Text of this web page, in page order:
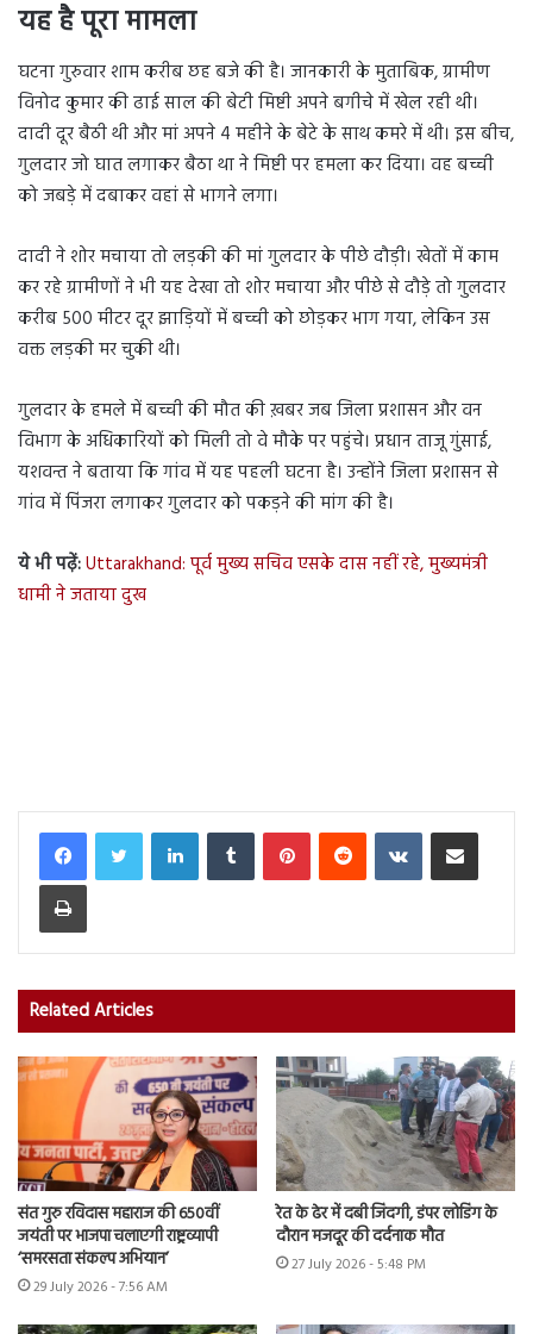
यह है पूरा मामला
घटना गुरुवार शाम करीब छह बजे की है। जानकारी के मुताबिक, ग्रामीण
विनोद कुमार की ढाई साल की बेटी मिष्टी अपने बगीचे में खेल रही थी।
दादी दूर बैठी थी और मां अपने 4 महीने के बेटे के साथ कमरे में थी। इस बीच,
गुलदार जो घात लगाकर बैठा था ने मिष्टी पर हमला कर दिया। वह बच्ची
को जबड़े में दबाकर वहां से भागने लगा।
दादी ने शोर मचाया तो लड़की की मां गुलदार के पीछे दौड़ी। खेतों में काम
कर रहे ग्रामीणों ने भी यह देखा तो शोर मचाया और पीछे से दौड़े तो गुलदार
करीब 500 मीटर दूर झाड़ियों में बच्ची को छोड़कर भाग गया, लेकिन उस
वक्त लड़की मर चुकी थी।
गुलदार के हमले में बच्ची की मौत की ख़बर जब जिला प्रशासन और वन
विभाग के अधिकारियों को मिली तो वे मौके पर पहुंचे। प्रधान ताजू गुंसाई,
यशवन्त ने बताया कि गांव में यह पहली घटना है। उन्होंने जिला प्रशासन से
गांव में पिंजरा लगाकर गुलदार को पकड़ने की मांग की है।
ये भी पढ़ें:Uttarakhand: पूर्व मुख्य सचिव एसके दास नहीं रहे, मुख्यमंत्री
धामी ने जताया दुख
LinkedInTumblr PinterestReddit VKontakteShare via Email
Print
Related Articles
संत गुरु रविदास महाराज की 650वीं
जयंती पर भाजपा चलाएगी राष्ट्रव्यापी
‘समरसता संकल्प अभियान’
29 July 2026 - 7:56 AM
रेत के ढेर में दबी जिंदगी, डंपर लोडिंग के
दौरान मजदूर की दर्दनाक मौत
27 July 2026 - 5:48 PM